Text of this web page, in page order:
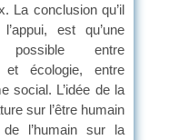
La conclusion qu’il
est qu’une
possible entre
et écologie, entre
social. L’idée de la
sur l’être humain
l’humain sur la